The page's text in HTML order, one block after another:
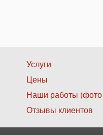
Нижнее
меню
1
Услуги
Цены
Наши работы (фото
Отзывы клиентов